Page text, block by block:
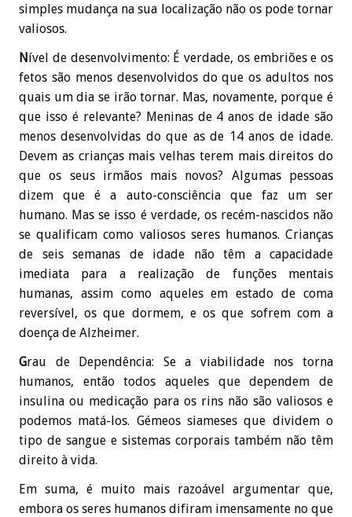
simples mudança na sua localização não os pode tornar
valiosos.
Nível de desenvolvimento: É verdade, os embriões e os
fetos são menos desenvolvidos do que os adultos nos
quais um dia se irão tornar. Mas, novamente, porque é
que isso é relevante? Meninas de 4 anos de idade são
menos desenvolvidas do que as de 14 anos de idade.
Devem as crianças mais velhas terem mais direitos do
que os seus irmãos mais novos? Algumas pessoas
dizem que é a auto-consciência que faz um ser
humano. Mas se isso é verdade, os recém-nascidos não
se qualificam como valiosos seres humanos. Crianças
de seis semanas de idade não têm a capacidade
imediata para a realização de funções mentais
humanas, assim como aqueles em estado de coma
reversível, os que dormem, e os que sofrem com a
doença de Alzheimer.
Grau de Dependência: Se a viabilidade nos torna
humanos, então todos aqueles que dependem de
insulina ou medicação para os rins não são valiosos e
podemos matá-los. Gémeos siameses que dividem o
tipo de sangue e sistemas corporais também não têm
direito à vida.
Em suma, é muito mais razoável argumentar que,
embora os seres humanos difiram imensamente no que